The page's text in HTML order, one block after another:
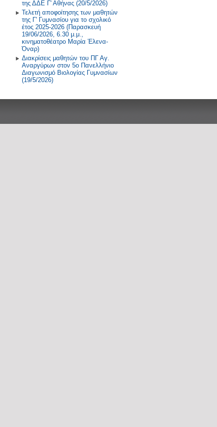
της ΔΔΕ Γ' Αθήνας (20/5/2026)
Τελετή αποφοίτησης των μαθητών
της Γ' Γυμνασίου για το σχολικό
έτος 2025-2026 (Παρασκευή
19/06/2026, 6.30 μ.μ.,
κινηματοθέατρο Μαρία Έλενα-
Όναρ)
Διακρίσεις μαθητών του ΠΓ Αγ.
Αναργύρων στον 5ο Πανελλήνιο
Διαγωνισμό Βιολογίας Γυμνασίων
(19/5/2026)